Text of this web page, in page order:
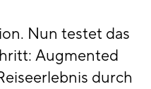
Nun testet das
Augmented
durch